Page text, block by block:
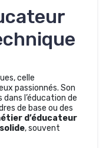
celle
passionnés. Son
l’éducation de
de base ou des
d’éducateur
, souvent